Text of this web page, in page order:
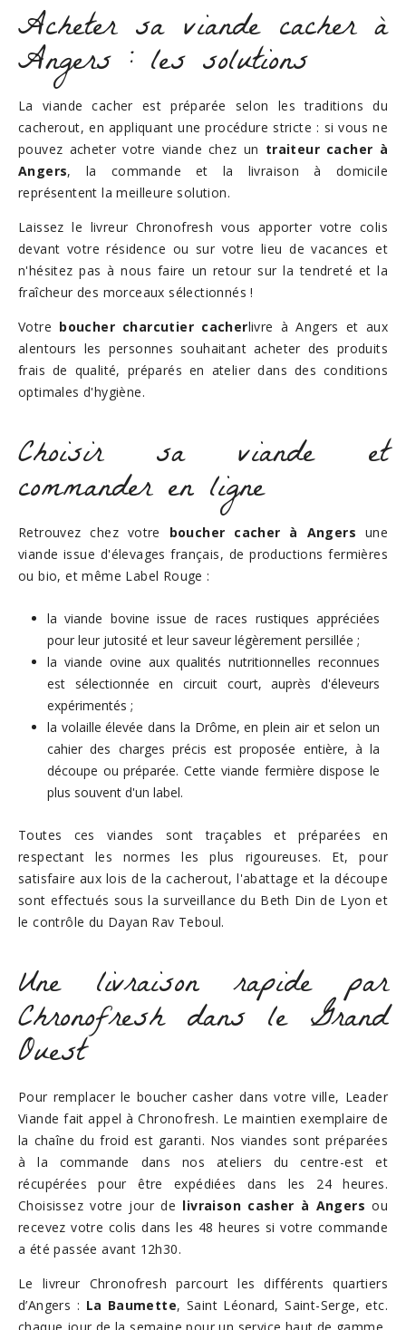
Acheter sa viande cacher à
Angers : les solutions
La viande cacher est préparée selon les traditions du
cacherout, en appliquant une procédure stricte : si vous ne
pouvez acheter votre viande chez un traiteur cacher à
Angers, la commande et la livraison à domicile
représentent la meilleure solution.
Laissez le livreur Chronofresh vous apporter votre colis
devant votre résidence ou sur votre lieu de vacances et
n'hésitez pas à nous faire un retour sur la tendreté et la
fraîcheur des morceaux sélectionnés !
Votre boucher charcutier cacherlivre à Angers et aux
alentours les personnes souhaitant acheter des produits
frais de qualité, préparés en atelier dans des conditions
optimales d'hygiène.
Choisir sa viande et
commander en ligne
Retrouvez chez votre boucher cacher à Angers une
viande issue d'élevages français, de productions fermières
ou bio, et même Label Rouge :
la viande bovine issue de races rustiques appréciées
pour leur jutosité et leur saveur légèrement persillée ;
la viande ovine aux qualités nutritionnelles reconnues
est sélectionnée en circuit court, auprès d'éleveurs
expérimentés ;
la volaille élevée dans la Drôme, en plein air et selon un
cahier des charges précis est proposée entière, à la
découpe ou préparée. Cette viande fermière dispose le
plus souvent d'un label.
Toutes ces viandes sont traçables et préparées en
respectant les normes les plus rigoureuses. Et, pour
satisfaire aux lois de la cacherout, l'abattage et la découpe
sont effectués sous la surveillance du Beth Din de Lyon et
le contrôle du Dayan Rav Teboul.
Une livraison rapide par
Chronofresh dans le Grand
Ouest
Pour remplacer le boucher casher dans votre ville, Leader
Viande fait appel à Chronofresh. Le maintien exemplaire de
la chaîne du froid est garanti. Nos viandes sont préparées
à la commande dans nos ateliers du centre-est et
récupérées pour être expédiées dans les 24 heures.
Choisissez votre jour de livraison casher à Angers ou
recevez votre colis dans les 48 heures si votre commande
a été passée avant 12h30.
Le livreur Chronofresh parcourt les différents quartiers
d’Angers : La Baumette, Saint Léonard, Saint-Serge, etc.